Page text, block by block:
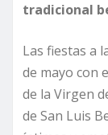
tradicional
Las fiestas a
de mayo con
de la Virgen
de San Luis